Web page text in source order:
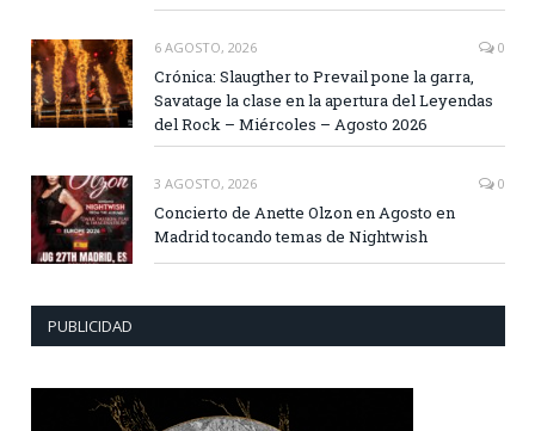
6 AGOSTO, 2026 0
Crónica: Slaugther to Prevail pone la garra,
Savatage la clase en la apertura del Leyendas
del Rock – Miércoles – Agosto 2026
3 AGOSTO, 2026 0
Concierto de Anette Olzon en Agosto en
Madrid tocando temas de Nightwish
PUBLICIDAD